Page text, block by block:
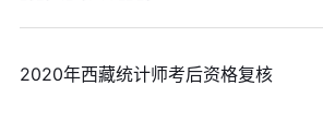
2020年西藏统计师考后资格复核